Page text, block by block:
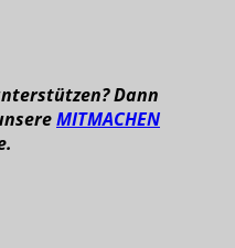
Dann
MITMACHEN